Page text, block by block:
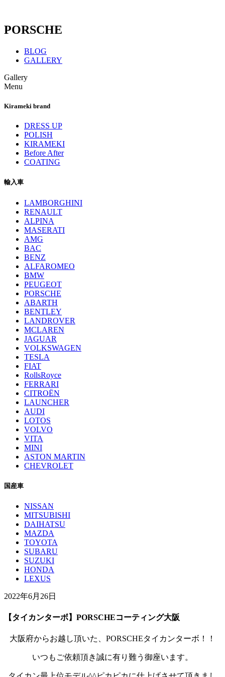
PORSCHE
BLOG
GALLERY
Gallery
Menu
Kirameki brand
DRESS UP
POLISH
KIRAMEKI
Before After
COATING
輸入車
LAMBORGHINI
RENAULT
ALPINA
MASERATI
AMG
BAC
BENZ
ALFAROMEO
BMW
PEUGEOT
PORSCHE
ABARTH
BENTLEY
LANDROVER
MCLAREN
JAGUAR
VOLKSWAGEN
TESLA
FIAT
RollsRoyce
FERRARI
CITROËN
LAUNCHER
AUDI
LOTOS
VOLVO
VITA
MINI
ASTON MARTIN
CHEVROLET
国産車
NISSAN
MITSUBISHI
DAIHATSU
MAZDA
TOYOTA
SUBARU
SUZUKI
HONDA
LEXUS
2022年6月26日
【タイカンターボ】PORSCHEコーティング大阪
大阪府からお越し頂いた、PORSCHEタイカンターボ！！
いつもご依頼頂き誠に有り難う御座います。